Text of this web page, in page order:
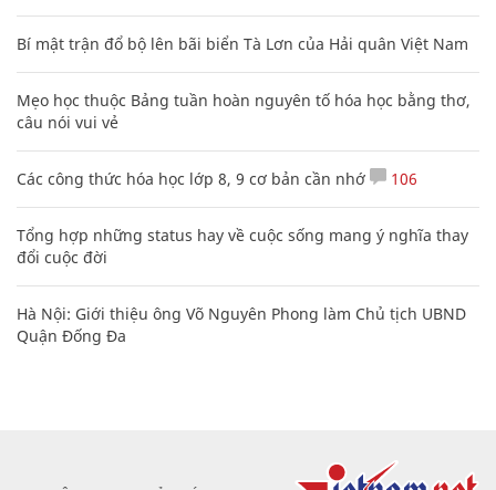
Bí mật trận đổ bộ lên bãi biển Tà Lơn của Hải quân Việt Nam
Mẹo học thuộc Bảng tuần hoàn nguyên tố hóa học bằng thơ,
câu nói vui vẻ
Các công thức hóa học lớp 8, 9 cơ bản cần nhớ 106
Tổng hợp những status hay về cuộc sống mang ý nghĩa thay
đổi cuộc đời
Hà Nội: Giới thiệu ông Võ Nguyên Phong làm Chủ tịch UBND
Quận Đống Đa